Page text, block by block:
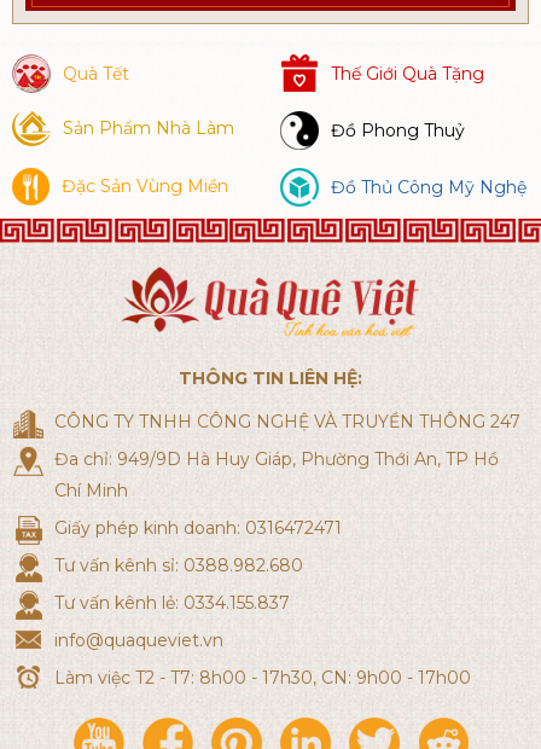
Quà Tết Thế Giới Quà Tặng
Sản Phẩm Nhà Làm Đồ Phong Thuỷ
Đặc Sản Vùng Miền Đồ Thủ Công Mỹ Nghệ
THÔNG TIN LIÊN HỆ:
CÔNG TY TNHH CÔNG NGHỆ VÀ TRUYỀN THÔNG 247
Đa chỉ: 949/9D Hà Huy Giáp, Phường Thới An, TP Hồ
Chí Minh
Giấy phép kinh doanh: 0316472471
Tư vấn kênh sỉ: 0388.982.680
Tư vấn kênh lẻ: 0334.155.837
info@quaqueviet.vn
Làm việc T2 - T7: 8h00 - 17h30, CN: 9h00 - 17h00